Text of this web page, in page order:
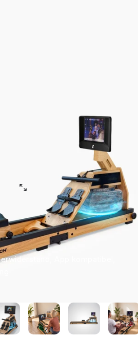
App kompatibel,